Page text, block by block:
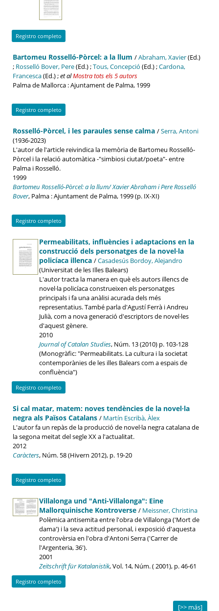
Registro completo
Bartomeu Rosselló-Pòrcel: a la llum /Abraham, Xavier(Ed.)
; Rosselló Bover, Pere(Ed.) ;Tous, Concepció (Ed.) ;Cardona,
Francesca(Ed.);et alMostra tots els 5 autors
Palma de Mallorca : Ajuntament de Palma, 1999
Registro completo
Rosselló-Pòrcel, i les paraules sense calma /Serra, Antoni
(1936-2023)
L'autor de l'article reivindica la memòria de Bartomeu Rosselló-
Pòrcel i la relació automàtica -"simbiosi ciutat/poeta"- entre
Palma i Rosselló.
1999
Bartomeu Rosselló-Pòrcel: a la llum/ Xavier Abraham i Pere Rosselló
Bover, Palma : Ajuntament de Palma, 1999 (p. IX-XI)
Registro completo
Permeabilitats, influències i adaptacions en la
construcció dels personatges de la novel·la
policíaca illenca /Casadesús Bordoy, Alejandro
(Universitat de les Illes Balears)
L'autor tracta la manera en què els autors illencs de
novel·la policíaca construeixen els personatges
principals i fa una anàlisi acurada dels més
representatius. També parla d'Agustí Ferrà i Andreu
Julià, com a nova generació d'escriptors de novel·les
d'aquest gènere.
2010
Journal of Catalan Studies, Núm. 13 (2010) p. 103-128
(Monogràfic: "Permeabilitats. La cultura i la societat
contemporànies de les illes Balears com a espais de
confluència")
Registro completo
Si cal matar, matem: noves tendències de la novel·la
negra als Països Catalans / Martín Escribà, Àlex
L'autor fa un repàs de la producció de novel·la negra catalana de
la segona meitat del segle XX a l'actualitat.
2012
Caràcters, Núm. 58 (Hivern 2012), p. 19-20
Registro completo
Villalonga und "Anti-Villalonga": Eine
Mallorquinische Kontroverse / Meissner, Christina
Polèmica antisemita entre l'obra de Villalonga ('Mort de
dama') i la seva actitud personal, i exposició d'aquesta
controvèrsia en l'obra d'Antoni Serra ('Carrer de
l'Argenteria, 36').
2001
Zeitschrift für Katalanistik, Vol. 14, Núm. ( 2001), p. 46-61
Registro completo
[>> más]